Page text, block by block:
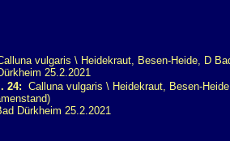
24: Calluna vulgaris \ Heidekraut, Besen-Heide
Dürkheim 25.2.2021